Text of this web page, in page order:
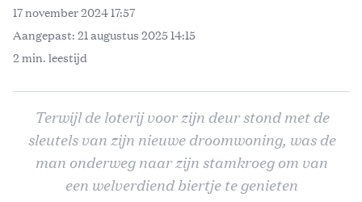
17 november 2024 17:57
Aangepast: 21 augustus 2025 14:15
2 min. leestijd
Terwijl de loterij voor zijn deur stond met de
sleutels van zijn nieuwe droomwoning, was de
man onderweg naar zijn stamkroeg om van
een welverdiend biertje te genieten